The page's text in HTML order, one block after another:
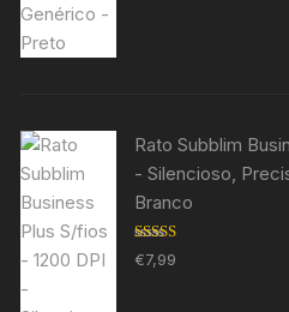
Rato Subblim
- Silencioso,
Branco
Avaliação
5.00de 5
€7,99